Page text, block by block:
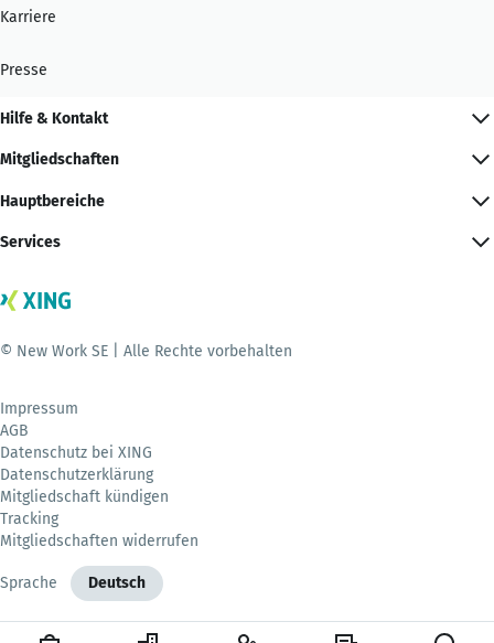
Karriere
Presse
Hilfe & Kontakt
Mitgliedschaften
Hauptbereiche
Services
© New Work SE | Alle Rechte vorbehalten
Impressum
AGB
Datenschutz bei XING
Datenschutzerklärung
Mitgliedschaft kündigen
Tracking
Mitgliedschaften widerrufen
Sprache Deutsch